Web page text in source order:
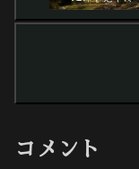
コメント